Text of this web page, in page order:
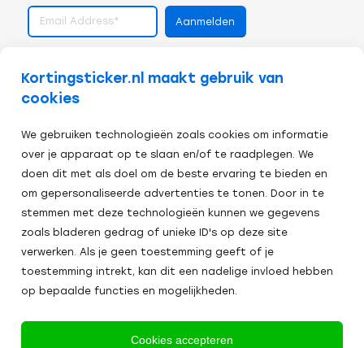
Kortingsticker.nl maakt gebruik van
cookies
We gebruiken technologieën zoals cookies om informatie
over je apparaat op te slaan en/of te raadplegen. We
doen dit met als doel om de beste ervaring te bieden en
om gepersonaliseerde advertenties te tonen. Door in te
stemmen met deze technologieën kunnen we gegevens
zoals bladeren gedrag of unieke ID's op deze site
verwerken. Als je geen toestemming geeft of je
toestemming intrekt, kan dit een nadelige invloed hebben
op bepaalde functies en mogelijkheden.
Cookies accepteren
Veilig afrekenen: